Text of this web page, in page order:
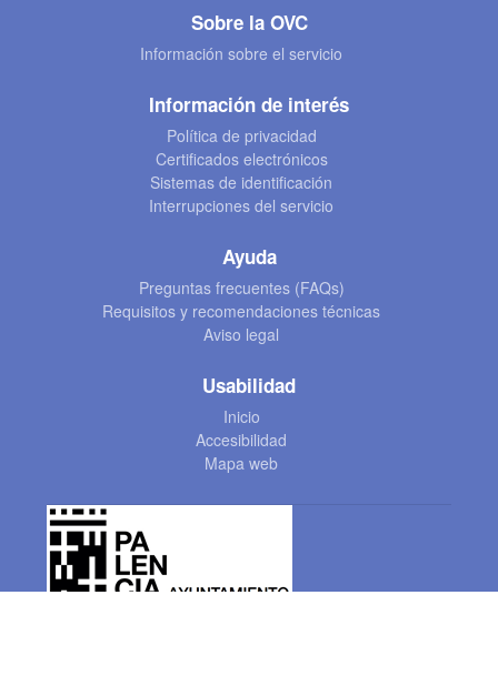
Sobre la OVC
Información sobre el servicio
Información de interés
Política de privacidad
Certificados electrónicos
Sistemas de identificación
Interrupciones del servicio
Ayuda
Preguntas frecuentes (FAQs)
Requisitos y recomendaciones técnicas
Aviso legal
Usabilidad
Inicio
Accesibilidad
Mapa web